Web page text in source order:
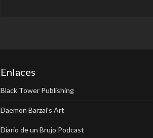
Enlaces
Black Tower Publishing
Daemon Barzai's Art
Diario de un Brujo Podcast